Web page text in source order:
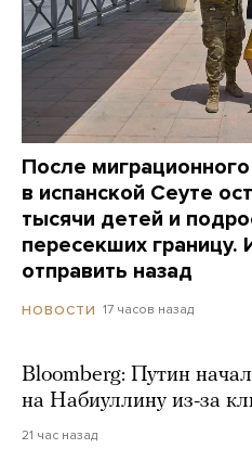
После миграционного
в испанской Сеуте
тысячи детей и
пересекших границу.
отправить назад
НОВОСТИ 17 часов назад
Bloomberg: Путин
на Набиуллину из-за
21 час назад